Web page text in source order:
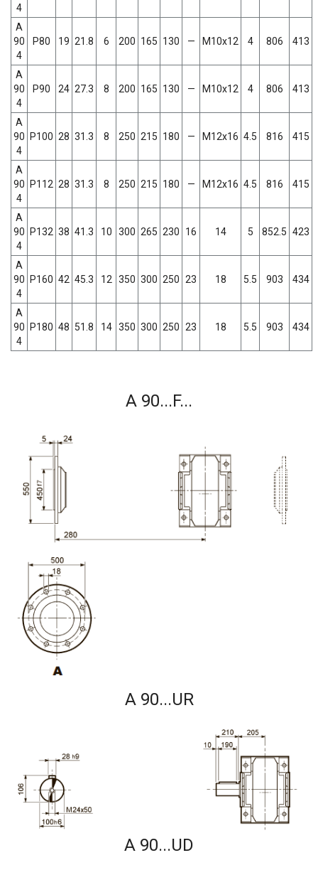
4
A
90
4
P80 19 21.8 6 200 165 130 — M10x12 4 806 413
A
90
4
P90 24 27.3 8 200 165 130 — M10x12 4 806 413
A
90
4
P100 28 31.3 8 250 215 180 — M12x16 4.5 816 415
A
90
4
P112 28 31.3 8 250 215 180 — M12x16 4.5 816 415
A
90
4
P132 38 41.3 10 300 265 230 16 14 5 852.5 423
A
90
4
P160 42 45.3 12 350 300 250 23 18 5.5 903 434
A
90
4
P180 48 51.8 14 350 300 250 23 18 5.5 903 434
A 90...F...
A 90...UR
A 90...UD